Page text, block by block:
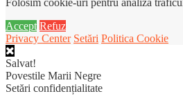
Folosim cookie-uri pentru analiza
Accept Refuz
Privacy Center Setări Politica Cookie
Salvat!
Povestile Marii Negre
Setări confidențialitate